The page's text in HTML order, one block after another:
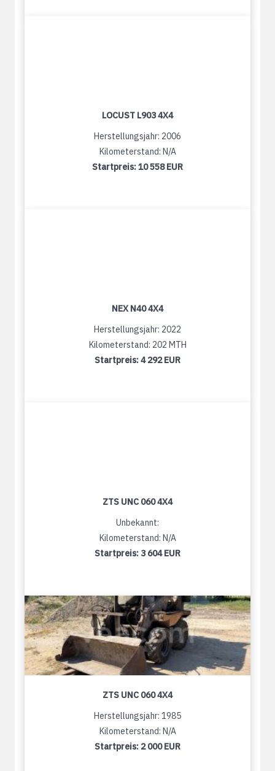
LOCUST L903 4X4
Herstellungsjahr: 2006
Kilometerstand: N/A
Startpreis:10 558 EUR
NEX N40 4X4
Herstellungsjahr: 2022
Kilometerstand: 202 MTH
Startpreis:4 292 EUR
ZTS UNC 060 4X4
Unbekannt:
Kilometerstand: N/A
Startpreis: 3 604 EUR
ZTS UNC 060 4X4
Herstellungsjahr: 1985
Kilometerstand: N/A
Startpreis: 2 000 EUR